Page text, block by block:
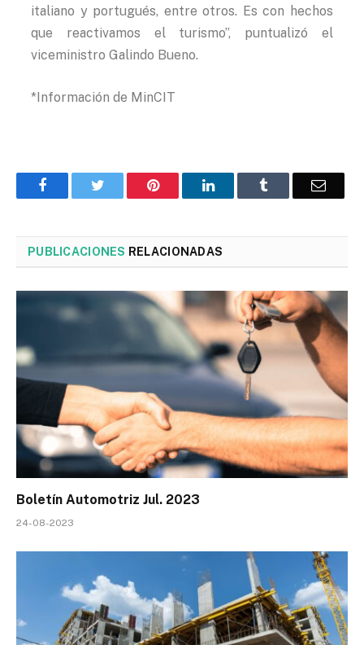
italiano y portugués, entre otros. Es con hechos
que reactivamos el turismo”, puntualizó el
viceministro Galindo Bueno.
*Información de MinCIT
FacebookTwitter Pinterest LinkedInTumblr
PUBLICACIONES RELACIONADAS
Boletín Automotriz Jul. 2023
24-08-2023